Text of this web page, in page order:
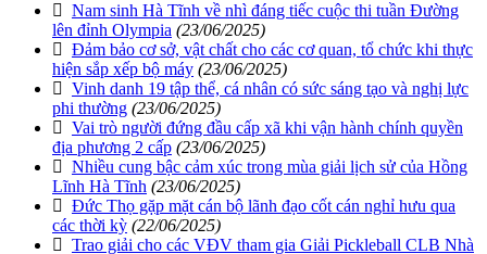
Nam sinh Hà Tĩnh về nhì đáng tiếc cuộc thi tuần Đường
lên đỉnh Olympia (23/06/2025)
Đảm bảo cơ sở, vật chất cho các cơ quan, tổ chức khi thực
hiện sắp xếp bộ máy (23/06/2025)
Vinh danh 19 tập thể, cá nhân có sức sáng tạo và nghị lực
phi thường (23/06/2025)
Vai trò người đứng đầu cấp xã khi vận hành chính quyền
địa phương 2 cấp (23/06/2025)
Nhiều cung bậc cảm xúc trong mùa giải lịch sử của Hồng
Lĩnh Hà Tĩnh (23/06/2025)
Đức Thọ gặp mặt cán bộ lãnh đạo cốt cán nghỉ hưu qua
các thời kỳ (22/06/2025)
Trao giải cho các VĐV tham gia Giải Pickleball CLB Nhà